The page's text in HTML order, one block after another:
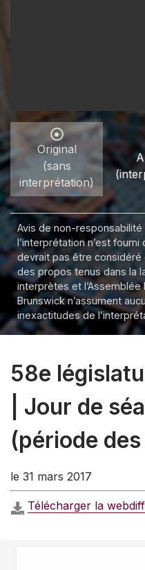
Original
(sans
interprétation)
Avis de non-
l’interprétation n’est fourni
devrait pas être
des propos tenus dans la
interprètes et
Brunswick n’assument
inexactitudes de
58e
| Jour de
(période
le 31 mars 2017
Télécharger la